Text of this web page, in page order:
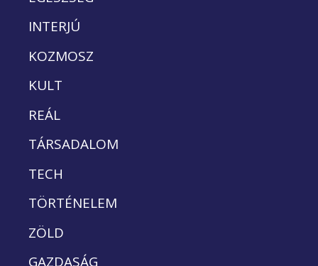
INTERJÚ
KOZMOSZ
KULT
REÁL
TÁRSADALOM
TECH
TÖRTÉNELEM
ZÖLD
GAZDASÁG